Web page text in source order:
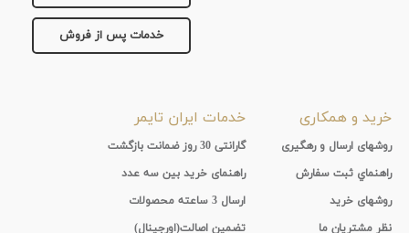
خدمات پس از فروش
خرید و همکاری
روشهای ارسال و رهگیری
راهنماي ثبت سفارش
روشهای خرید
نظر مشتریان ما
خدمات ایران تایمر
گارانتی 30 روز ضمانت بازگشت
راهنمای خرید بین سه عدد
ارسال 3 ساعته محصولات
تضمین اصالت(اورجینال)